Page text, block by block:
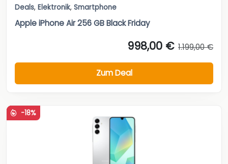
Deals, Elektronik, Smartphone
Apple iPhone Air 256 GB Black Friday
998,00 € 1.199,00 €
Zum Deal
-18%